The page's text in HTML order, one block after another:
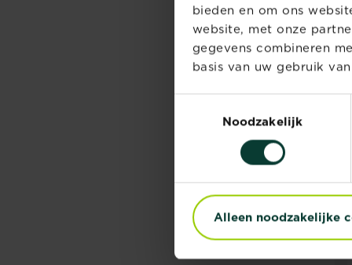
bieden en om ons
website, met onze
gegevens combineren
basis van uw gebruik
Noodzakelijk
Alleen noodzakelijke